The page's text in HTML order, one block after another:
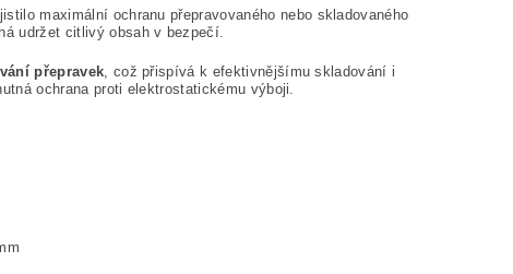
maximální ochranu přepravovaného nebo skladovaného
udržet citlivý obsah v bezpečí.
přepravek, což přispívá k efektivnějšímu skladování i
ochrana proti elektrostatickému výboji.